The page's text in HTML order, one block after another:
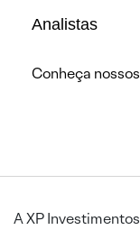
Analistas
Conheça
A XP